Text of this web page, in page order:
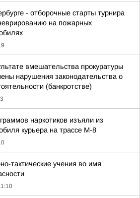
- отборочные старты турнира
на пожарных
вмешательства прокуратуры
нарушения законодательства о
(банкротстве)
наркотиков изъяли из
курьера на трассе М-8
тактические учения во имя